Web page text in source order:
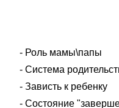
- Роль мамы\папы
- Система
- Зависть к ребенку
- Состояние